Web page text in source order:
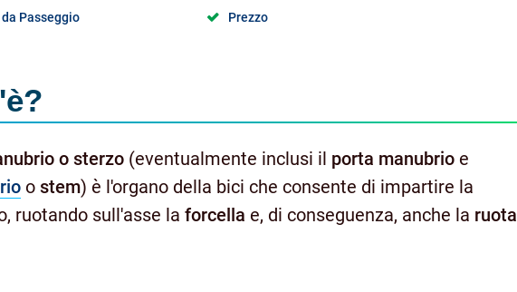
Passeggio
Prezzo
o sterzo (eventualmente inclusi il porta manubrio e
o stem) è l'organo della bici che consente di impartire la
ruotando sull'asse la forcella e, di conseguenza, anche la ruota